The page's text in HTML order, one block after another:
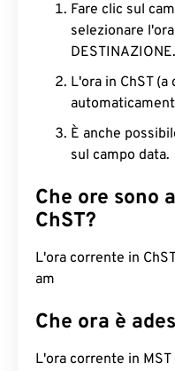
Fare clic sul
selezionare
DESTINAZIONE.
L'ora in ChST
È anche
sul campo data.
Che ore sono
ChST?
L'ora corrente in
am
Che ora è
L'ora corrente in